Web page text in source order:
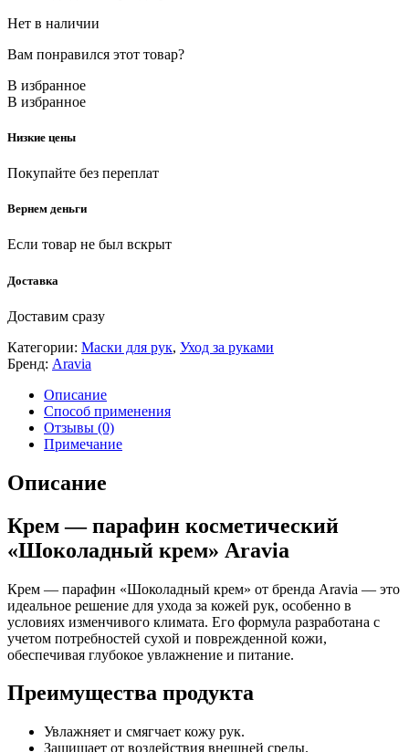
Нет в наличии
Вам понравился этот товар?
В избранное
В избранное
Низкие цены
Покупайте без переплат
Вернем деньги
Если товар не был вскрыт
Доставка
Доставим сразу
Категории: Маски для рук, Уход за руками
Бренд: Aravia
Описание
Способ применения
Отзывы (0)
Примечание
Описание
Крем — парафин косметический
«Шоколадный крем» Aravia
Крем — парафин «Шоколадный крем» от бренда Aravia — это
идеальное решение для ухода за кожей рук, особенно в
условиях изменчивого климата. Его формула разработана с
учетом потребностей сухой и поврежденной кожи,
обеспечивая глубокое увлажнение и питание.
Преимущества продукта
Увлажняет и смягчает кожу рук.
Защищает от воздействия внешней среды.